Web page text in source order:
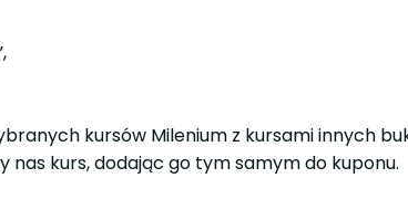
kursów Milenium z kursami innych
kurs, dodając go tym samym do kuponu.